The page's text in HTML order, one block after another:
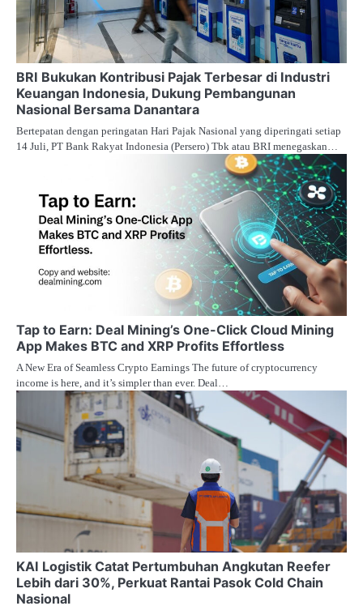
BRI Bukukan Kontribusi Pajak Terbesar di Industri
Keuangan Indonesia, Dukung Pembangunan
Nasional Bersama Danantara
Bertepatan dengan peringatan Hari Pajak Nasional yang diperingati setiap
14 Juli, PT Bank Rakyat Indonesia (Persero) Tbk atau BRI menegaskan…
Tap to Earn: Deal Mining’s One-Click Cloud Mining
App Makes BTC and XRP Profits Effortless
A New Era of Seamless Crypto Earnings The future of cryptocurrency
income is here, and it’s simpler than ever. Deal…
KAI Logistik Catat Pertumbuhan Angkutan Reefer
Lebih dari 30%, Perkuat Rantai Pasok Cold Chain
Nasional